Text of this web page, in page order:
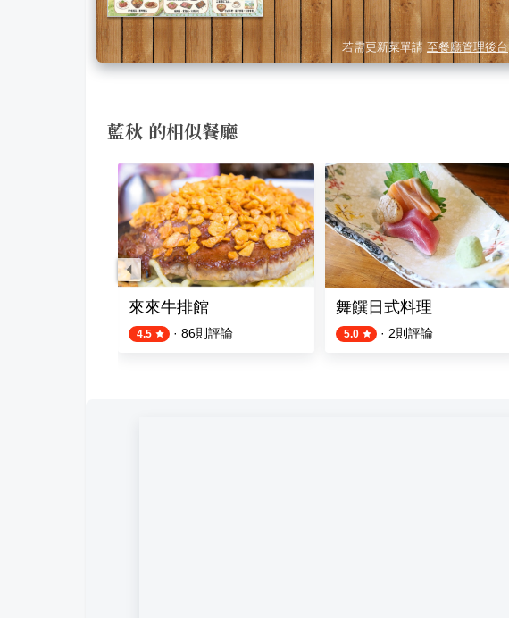
若需更新菜單請 至餐廳管理後台
藍秋 的相似餐廳
來來牛排館
4.5 · 86則評論
舞饌日式料理
5.0 · 2則評論